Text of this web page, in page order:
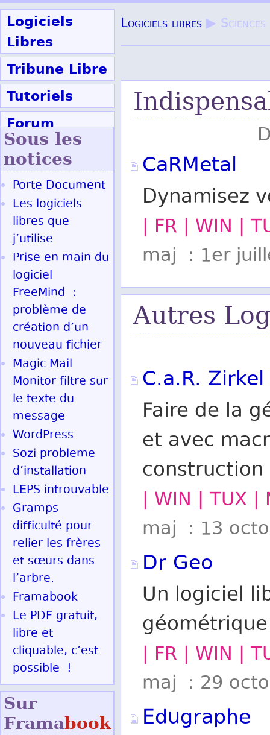
Logiciels
Libres
Tribune Libre
Tutoriels
Forum
Participer
Logiciels libres ▶
CaRMetal
Dynamisez
| FR | WIN |
maj : 1er
Autres
C.a.R. Zirkel
Faire de la
et avec
construction
| WIN | TUX |
maj : 13
Dr Geo
Un logiciel
géométrique
| FR | WIN |
maj : 29
Edugraphe
Sous les
notices
Porte Document
Les logiciels
libres que
j’utilise
Prise en main du
logiciel
FreeMind :
problème de
création d’un
nouveau fichier
Magic Mail
Monitor filtre sur
le texte du
message
WordPress
Sozi probleme
d’installation
LEPS introuvable
Gramps
difficulté pour
relier les frères
et sœurs dans
l’arbre.
Framabook
Le PDF gratuit,
libre et
cliquable, c’est
possible !
Sur
Framabook